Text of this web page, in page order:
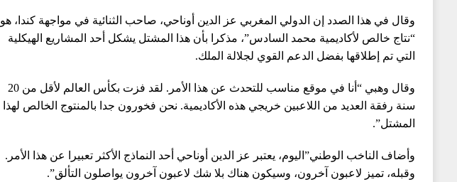
وقال في هذا الصدد إن الدولي المغربي عز الدين أوناحي، صاحب الثنائية في مواجهة كندا، هو
“نتاج خالص لأكاديمية محمد السادس”، مذكرا بأن هذا المشتل يشكل أحد المشاريع الهيكلية
التي تم إطلاقها بفضل الدعم القوي لجلالة الملك.
وقال وهبي “أنا في موقع مناسب للتحدث عن هذا الأمر. لقد فزت بكأس العالم لأقل من 20
سنة رفقة العديد من اللاعبين خريجي هذه الأكاديمية. نحن فخورون جدا بالمنتوج الخالص لهذا
المشتل”.
وأضاف الناخب الوطني”اليوم، يعتبر عز الدين أوناحي أحد النماذج الأكثر تعبيرا عن هذا الأمر.
وقبله، تميز لاعبون آخرون، وسيكون هناك بلا شك لاعبون آخرون يواصلون التألق”.